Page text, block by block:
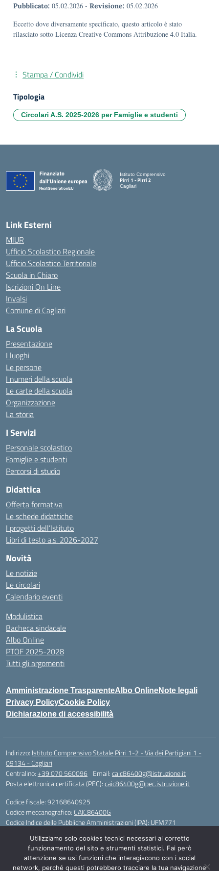
Pubblicato: 05.02.2026 - Revisione: 05.02.2026
Eccetto dove diversamente specificato, questo articolo è stato
rilasciato sotto Licenza Creative Commons Attribuzione 4.0 Italia.
Stampa / Condividi
Tipologia
Circolari A.S. 2025-2026 per Famiglie e studenti
Istituto Comprensivo
Pirri 1 - Pirri 2
Cagliari
Link Esterni
MIUR
Ufficio Scolastico Regionale
Ufficio Scolastico Territoriale
Scuola in Chiaro
Iscrizioni On Line
Invalsi
Comune di Cagliari
La Scuola
Presentazione
I luoghi
Le persone
I numeri della scuola
Le carte della scuola
Organizzazione
La storia
I Servizi
Personale scolastico
Famiglie e studenti
Percorsi di studio
Didattica
Offerta formativa
Le schede didattiche
I progetti dell’Istituto
Libri di testo a.s. 2026-2027
Novità
Le notizie
Le circolari
Calendario eventi
Modulistica
Bacheca sindacale
Albo Online
PTOF 2025-2028
Tutti gli argomenti
Amministrazione TrasparenteAlbo OnlineNote legali
Privacy PolicyCookie Policy
Dichiarazione di accessibilità
Indirizzo: Istituto Comprensivo Statale Pirri 1-2 - Via dei Partigiani 1 -
09134 - Cagliari
Centralino:+39 070 560096 Email:caic86400g@istruzione.it
Posta elettronica certificata (PEC):caic86400g@pec.istruzione.it
Codice fiscale: 92168640925
Codice meccanografico: CAIC86400G
Codice Indice delle Pubbliche Amministrazioni (IPA): UFM771
IBAN - IT 46 W 0101504808000070626497
Utilizziamo solo cookies tecnici necessari al corretto
funzionamento del sito e strumenti statistici. Fai però
attenzione se usi funzioni che interagiscono con i social
network, perché questi potrebbero tracciare la tua navigazione